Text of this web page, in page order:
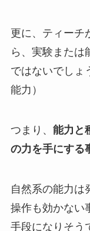
更に、ティーチ
ら、実験または
ではないでしょ
能力）
つまり、 能力と
の力を手にする
自然系の能力は
操作も効かない
手段になりそう